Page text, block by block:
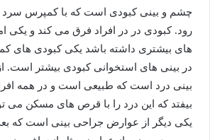
چشم و بینی کبودی است که با کمپرس سرد
رود. کبودی در در افراد فرق می کند و یکی
های بیشتری داشته باشد یکی کبودی های
در بینی های استخوانی کبودی بیشتر است.
بینی درد است که طبیعی است و در همه
بیفتد که این درد را با قرص های مسکن می
یکی دیگر از عوارض جراحی بینی است که بعد